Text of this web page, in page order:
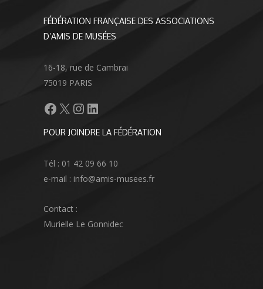
FÉDÉRATION FRANÇAISE DES ASSOCIATIONS
D’AMIS DE MUSÉES
16-18, rue de Cambrai
75019 PARIS
Facebook
X Instagram
LinkedIn
POUR JOINDRE LA FÉDÉRATION
Tél : 01 42 09 66 10
e-mail : info@amis-musees.fr
Contact :
Murielle Le Gonnidec